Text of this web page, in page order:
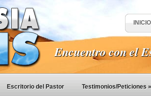
INICIO
Encuentro con el
Escritorio del Pastor Testimonios/Peticiones »